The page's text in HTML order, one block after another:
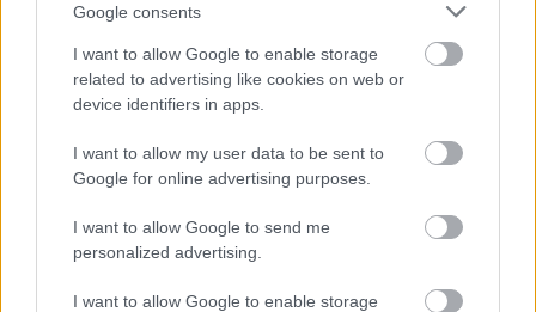
Google consents
I want to allow Google to enable storage
related to advertising like cookies on web or
device identifiers in apps.
I want to allow my user data to be sent to
Google for online advertising purposes.
I want to allow Google to send me
personalized advertising.
I want to allow Google to enable storage
Όσοι μεγάλωσαν χωρίς κινητά, απέκτησαν 6
ΑΞΕΣΟΥΑΡ ΜΑΛΛΙΑ